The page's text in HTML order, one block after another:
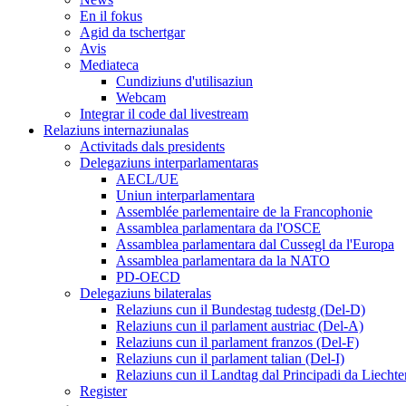
En il fokus
Agid da tschertgar
Avis
Mediateca
Cundiziuns d'utilisaziun
Webcam
Integrar il code dal livestream
Relaziuns internaziunalas
Activitads dals presidents
Delegaziuns interparlamentaras
AECL/UE
Uniun interparlamentara
Assemblée parlementaire de la Francophonie
Assamblea parlamentara da l'OSCE
Assamblea parlamentara dal Cussegl da l'Europa
Assamblea parlamentara da la NATO
PD-OECD
Delegaziuns bilateralas
Relaziuns cun il Bundestag tudestg (Del-D)
Relaziuns cun il parlament austriac (Del-A)
Relaziuns cun il parlament franzos (Del-F)
Relaziuns cun il parlament talian (Del-I)
Relaziuns cun il Landtag dal Principadi da
Register